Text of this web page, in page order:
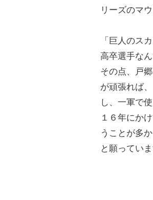
リーズのマ
「巨人のス
高卒選手な
その点、戸
が頑張れば
し、一軍で
１６年にか
うことが多
と願っていま